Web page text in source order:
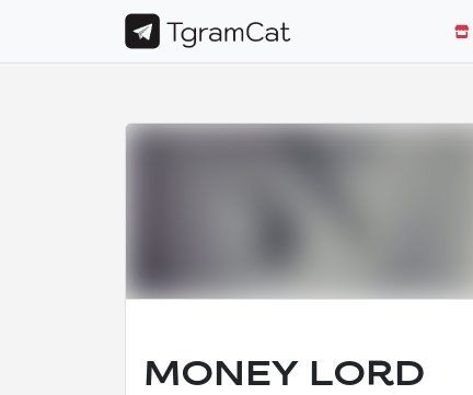
MONEY LORD